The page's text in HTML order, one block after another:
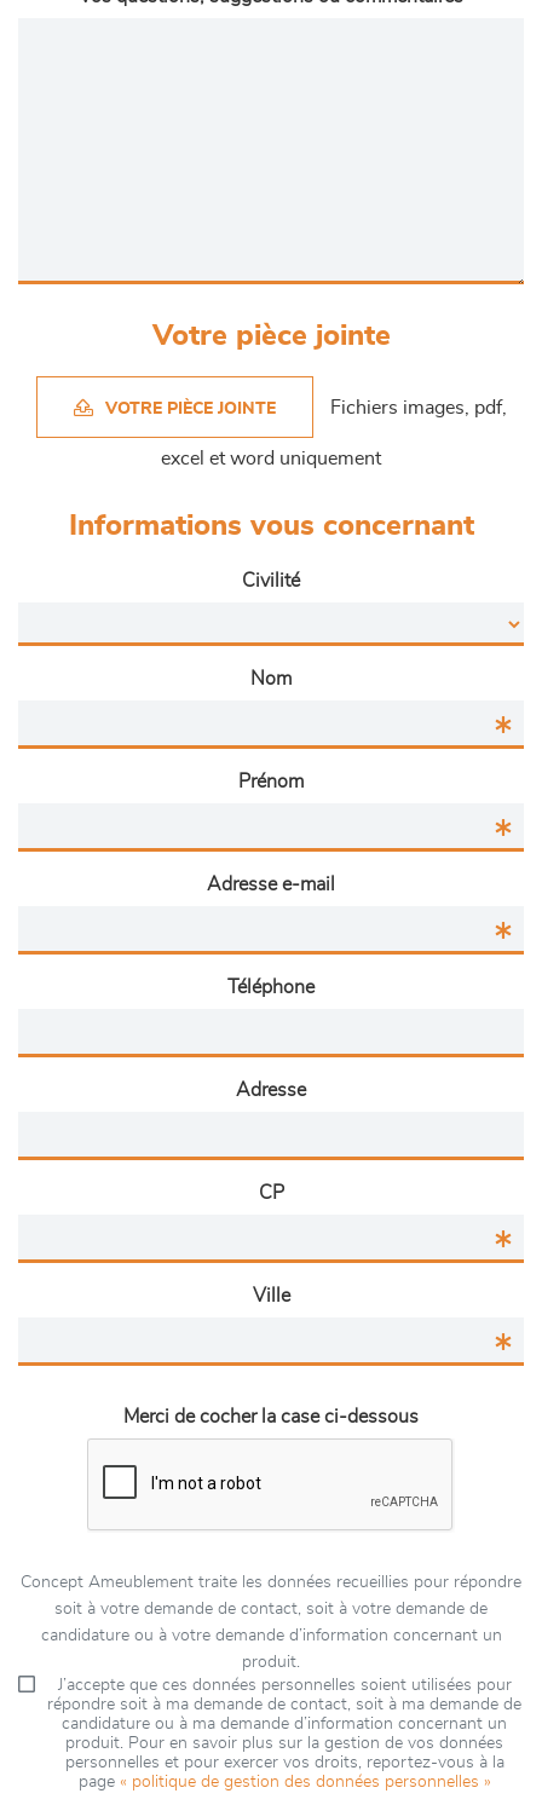
Votre pièce jointe
VOTRE PIÈCE JOINTE Fichiers images, pdf,
excel et word uniquement
Informations vous concernant
Civilité
Nom
Prénom
Adresse e-mail
Téléphone
Adresse
CP
Ville
Merci de cocher la case ci-dessous
Concept Ameublement traite les données recueillies pour répondre
soit à votre demande de contact, soit à votre demande de
candidature ou à votre demande d’information concernant un
produit.
J’accepte que ces données personnelles soient utilisées pour
répondre soit à ma demande de contact, soit à ma demande de
candidature ou à ma demande d’information concernant un
produit. Pour en savoir plus sur la gestion de vos données
personnelles et pour exercer vos droits, reportez-vous à la
page « politique de gestion des données personnelles »